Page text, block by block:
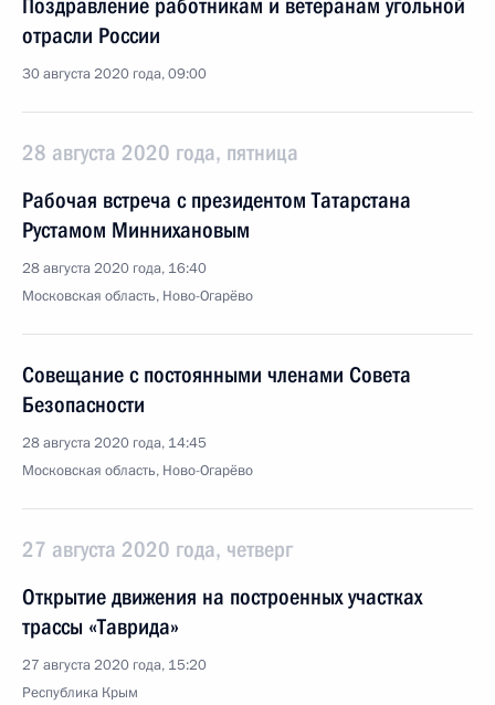
Поздравление работникам и ветеранам угольной
отрасли России
30 августа 2020 года, 09:00
28 августа 2020 года, пятница
Рабочая встреча с президентом Татарстана
Рустамом Миннихановым
28 августа 2020 года, 16:40
Московская область, Ново-Огарёво
Совещание с постоянными членами Совета
Безопасности
28 августа 2020 года, 14:45
Московская область, Ново-Огарёво
27 августа 2020 года, четверг
Открытие движения на построенных участках
трассы «Таврида»
27 августа 2020 года, 15:20
Республика Крым